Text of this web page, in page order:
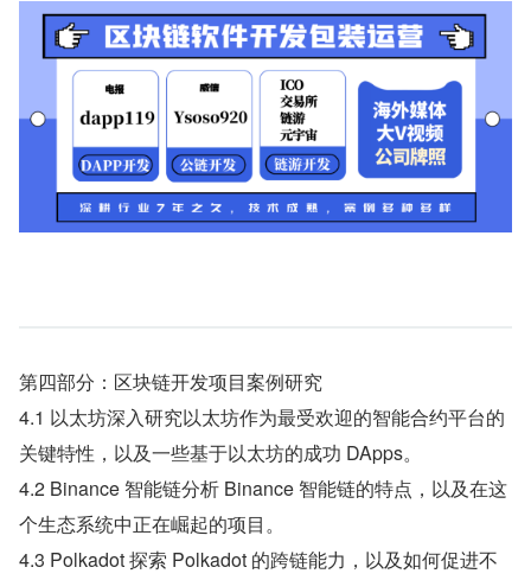
第四部分：区块链开发项目案例研究
4.1 以太坊深入研究以太坊作为最受欢迎的智能合约平台的
关键特性，以及一些基于以太坊的成功 DApps。
4.2 Binance 智能链分析 Binance 智能链的特点，以及在这
个生态系统中正在崛起的项目。
4.3 Polkadot 探索 Polkadot 的跨链能力，以及如何促进不